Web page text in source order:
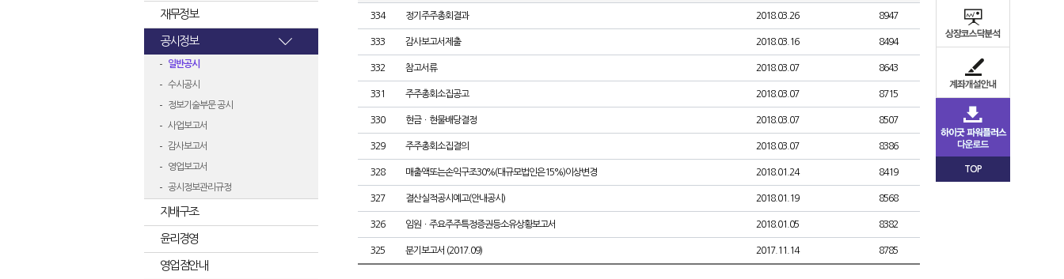
재무정보
공시정보
일반공시
수시공시
정보기술부문 공시
사업보고서
감사보고서
영업보고서
공시정보관리규정
지배구조
윤리경영
영업점안내
334 정기주주총회결과 2018.03.26 8947
333 감사보고서제출 2018.03.16 8494
332 참고서류 2018.03.07 8643
331 주주총회소집공고 2018.03.07 8715
330 현금ㆍ현물배당결정 2018.03.07 8507
329 주주총회소집결의 2018.03.07 8386
328 매출액또는손익구조30%(대규모법인은15%)이상변경 2018.01.24 8419
327 결산실적공시예고(안내공시) 2018.01.19 8568
326 임원ㆍ주요주주특정증권등소유상황보고서 2018.01.05 8382
325 분기보고서 (2017.09) 2017.11.14 8785
TOP